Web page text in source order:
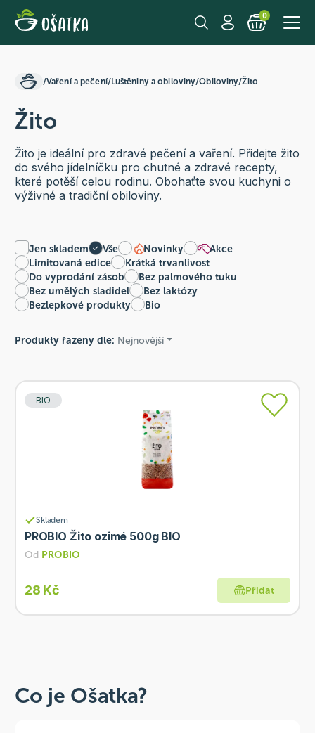
0
/Vaření a pečení/Luštěniny a obiloviny/Obiloviny/Žito
Žito
Žito je ideální pro zdravé pečení a vaření. Přidejte žito
do svého jídelníčku pro chutné a zdravé recepty,
které potěší celou rodinu. Obohaťte svou kuchyni o
výživné a tradiční obiloviny.
Jen skladem Vše Novinky
Akce
Limitovaná edice
Krátká trvanlivost
Do vyprodání zásob
Bez palmového tuku
Bez umělých sladidel
Bez laktózy
Bezlepkové produkty
Bio
Produkty řazeny dle: Nejnovější
BIO
Skladem
PROBIO Žito ozimé 500g BIO
Od PROBIO
28 Kč Přidat
Co je Ošatka?